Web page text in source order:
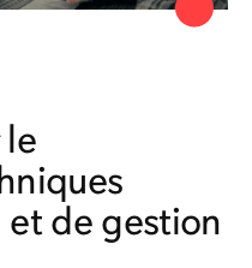
de gestion